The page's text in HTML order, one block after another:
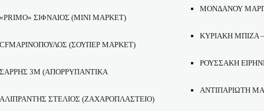
«PRIMO» ΣΙΦΝΑΙΟΣ (ΜΙΝΙ ΜΑΡΚΕΤ)
CFΜΑΡΙΝΟΠΟΥΛΟΣ(ΣΟΥΠΕΡ ΜΑΡΚΕΤ)
ΣΑΡΡΗΣ 3Μ (ΑΠΟΡΡΥΠΑΝΤΙΚΑ
ΑΛΙΠΡΑΝΤΗΣ ΣΤΕΛΙΟΣ (ΖΑΧΑΡΟΠΛΑΣΤΕΙΟ)
ΜΟΝΔΑΝΟΥ
ΚΥΡΙΑΚΗ ΜΠΙΖΑ
ΡΟΥΣΣΑΚΗ
ΑΝΤΙΠΑΡΙΩΤΗ